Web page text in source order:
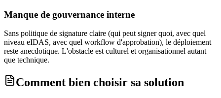
Manque de gouvernance interne
Sans politique de signature claire (qui peut signer quoi, avec quel
niveau eIDAS, avec quel workflow d'approbation), le déploiement
reste anecdotique. L'obstacle est culturel et organisationnel autant
que technique.
Comment bien choisir sa solution